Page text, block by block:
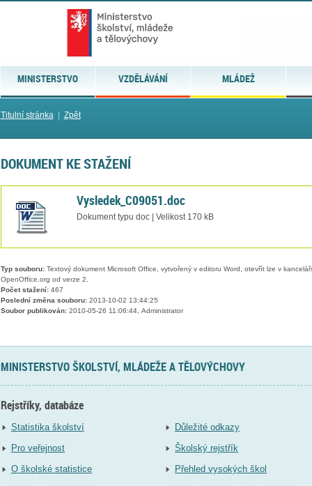
MINISTERSTVO VZDĚLÁVÁNÍ MLÁDEŽ
Titulní stránka| Zpět
DOKUMENT KE STAŽENÍ
Vysledek_C09051.doc
Dokument typu doc | Velikost 170 kB
Typ souboru:Textový dokument Microsoft Office, vytvořený v editoru Word, otevřít lze v
OpenOffice.org od verze 2.
Počet stažení:467
Poslední změna souboru:2013-10-02 13:44:25
Soubor publikován:2010-05-26 11:06:44, Administrator
MINISTERSTVO ŠKOLSTVÍ, MLÁDEŽE A TĚLOVÝCHOVY
Rejstříky, databáze
Statistika školství
Pro veřejnost
O školské statistice
Důležité odkazy
Školský rejstřík
Přehled vysokých škol